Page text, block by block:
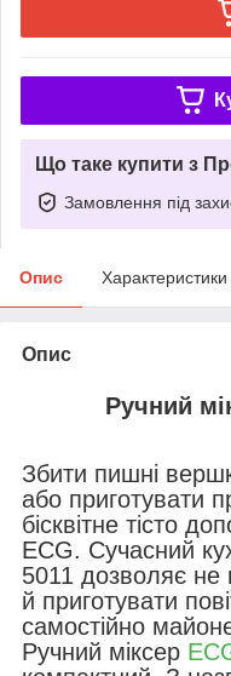
Що таке купити з
Замовлення під
Опис Характеристики
Опис
Ручний
Збити пишні
або приготувати
бісквітне тісто
ECG. Сучасний
5011 дозволяє не
й приготувати
самостійно
Ручний міксер